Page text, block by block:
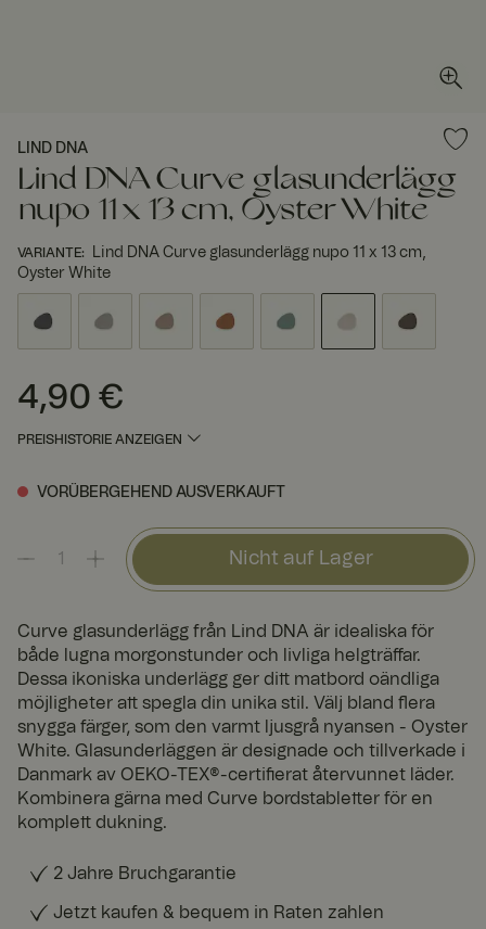
LIND DNA
Lind DNA Curve glasunderlägg
nupo 11 x 13 cm, Oyster White
VARIANTE:
Lind DNA Curve glasunderlägg nupo 11 x 13 cm,
Oyster White
Preis:4,90 €
4,90 €
PREISHISTORIE ANZEIGEN
VORÜBERGEHEND AUSVERKAUFT
Nicht auf Lager
Curve glasunderlägg från Lind DNA är idealiska för
både lugna morgonstunder och livliga helgträffar.
Dessa ikoniska underlägg ger ditt matbord oändliga
möjligheter att spegla din unika stil. Välj bland flera
snygga färger, som den varmt ljusgrå nyansen - Oyster
White. Glasunderläggen är designade och tillverkade i
Danmark av OEKO-TEX®-certifierat återvunnet läder.
Kombinera gärna med Curve bordstabletter för en
komplett dukning.
2 Jahre Bruchgarantie
Jetzt kaufen & bequem in Raten zahlen